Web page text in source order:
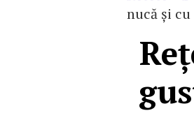
nucă şi